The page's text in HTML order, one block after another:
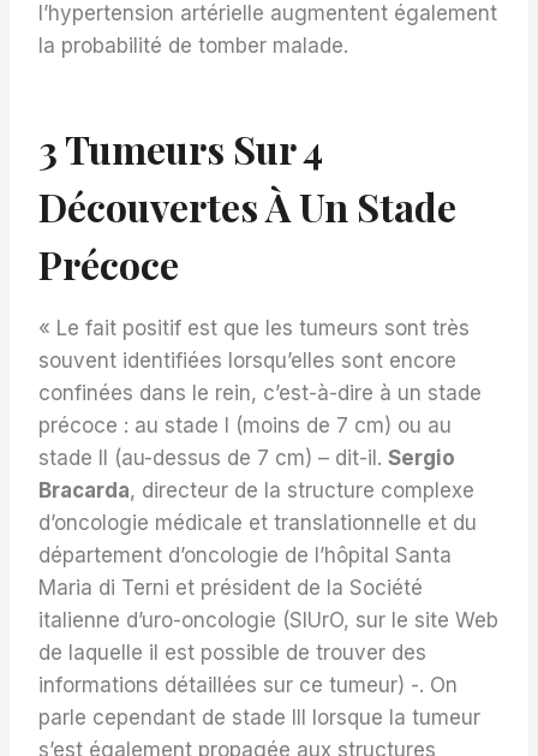
l’hypertension artérielle augmentent également
la probabilité de tomber malade.
3 Tumeurs Sur 4
Découvertes À Un Stade
Précoce
« Le fait positif est que les tumeurs sont très
souvent identifiées lorsqu’elles sont encore
confinées dans le rein, c’est-à-dire à un stade
précoce : au stade I (moins de 7 cm) ou au
stade II (au-dessus de 7 cm) – dit-il. Sergio
Bracarda, directeur de la structure complexe
d’oncologie médicale et translationnelle et du
département d’oncologie de l’hôpital Santa
Maria di Terni et président de la Société
italienne d’uro-oncologie (SIUrO, sur le site Web
de laquelle il est possible de trouver des
informations détaillées sur ce tumeur) -. On
parle cependant de stade III lorsque la tumeur
s’est également propagée aux structures